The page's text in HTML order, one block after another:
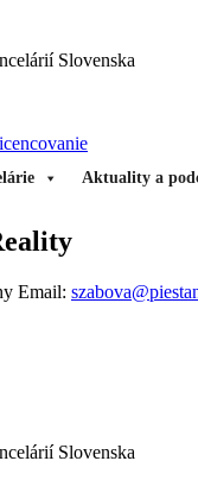
Slovenska
Aktuality a
Email:
Slovenska